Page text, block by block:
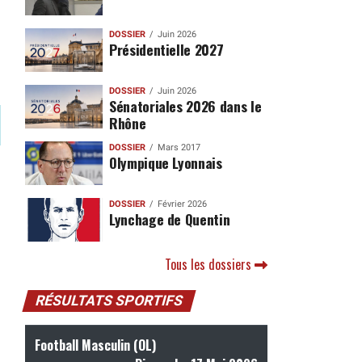
DOSSIER Juin 2026
Présidentielle 2027
DOSSIER Juin 2026
Sénatoriales 2026 dans le
Rhône
DOSSIER Mars 2017
Olympique Lyonnais
DOSSIER Février 2026
Lynchage de Quentin
Tous les dossiers
RÉSULTATS SPORTIFS
Football Masculin (OL)